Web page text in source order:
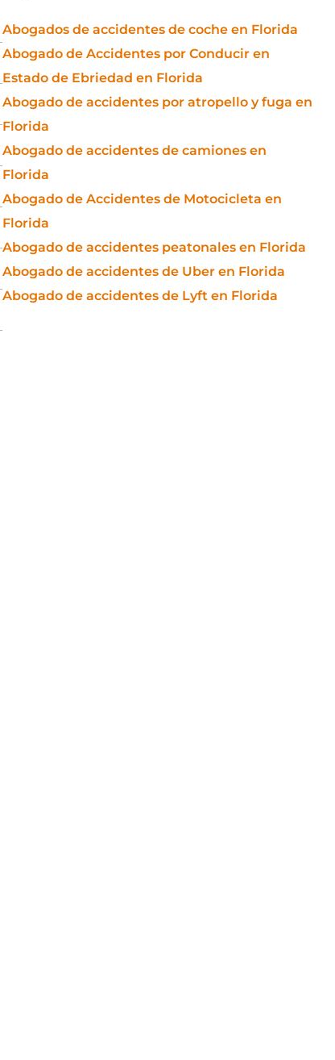
Abogados de accidentes de coche en Florida
Abogado de Accidentes por Conducir en
Estado de Ebriedad en Florida
Abogado de accidentes por atropello y fuga en
Florida
Abogado de accidentes de camiones en
Florida
Abogado de Accidentes de Motocicleta en
Florida
Abogado de accidentes peatonales en Florida
Abogado de accidentes de Uber en Florida
Abogado de accidentes de Lyft en Florida